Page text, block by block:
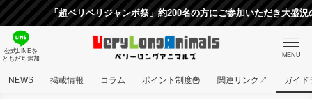
「超ベリベリジャンボ祭」約200名の方にご参加いただき大盛況
公式LINEを
ともだち追加
MENU
NEWS 掲載情報 コラム ポイント制度🍟 関連リンク↗ ガイド